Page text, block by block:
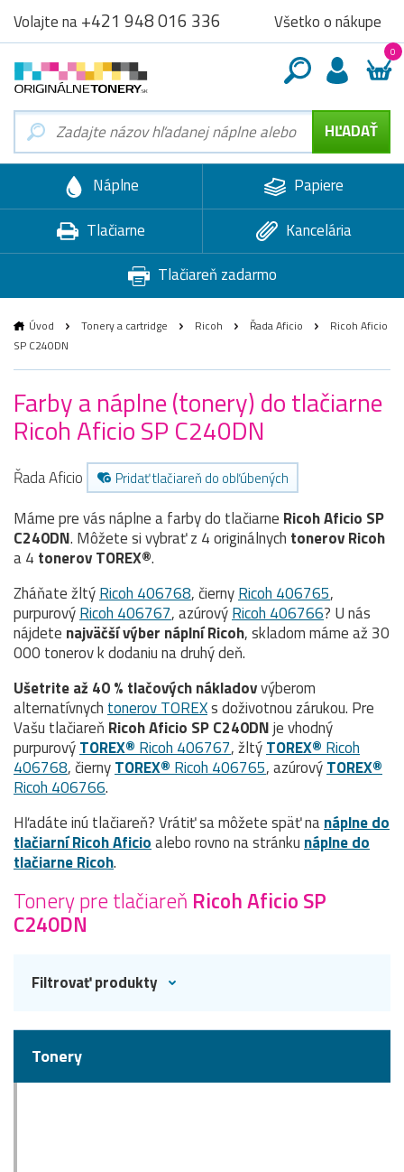
Volajte na+421 948 016 336 Všetko o nákupe
0
Náplne
Papiere
Tlačiarne
Kancelária
Tlačiareň zadarmo
Úvod Tonery a cartridge Ricoh Řada Aficio
Ricoh Aficio
SP C240DN
Farby a náplne (tonery) do tlačiarne
Ricoh Aficio SP C240DN
Řada Aficio Pridať tlačiareň do obľúbených
Máme pre vás náplne a farby do tlačiarne Ricoh Aficio SP
C240DN. Môžete si vybrať z 4 originálnych tonerovRicoh
a 4 tonerov TOREX®.
Zháňate žltýRicoh 406768, čiernyRicoh 406765,
purpurovýRicoh 406767, azúrovýRicoh 406766? U nás
nájdete najväčší výber náplní Ricoh, skladom máme až 30
000 tonerov k dodaniu na druhý deň.
Ušetrite až 40 % tlačových nákladovvýberom
alternatívnychtonerov TOREXs doživotnou zárukou. Pre
Vašu tlačiareň Ricoh Aficio SP C240DNje vhodný
purpurovýTOREX®Ricoh 406767, žltýTOREX®Ricoh
406768, čiernyTOREX®Ricoh 406765, azúrovýTOREX®
Ricoh 406766.
Hľadáte inú tlačiareň? Vrátiť sa môžete späť nanáplne do
tlačiarní Ricoh Aficioalebo rovno na stránkunáplne do
tlačiarne Ricoh.
Tonery pre tlačiareň Ricoh Aficio SP
C240DN
Filtrovať produkty
Tonery